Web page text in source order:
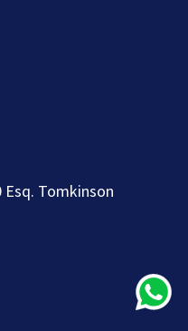
Esq. Tomkinson